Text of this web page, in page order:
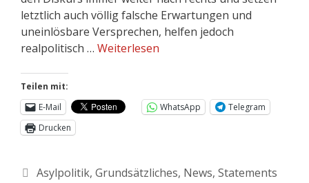
letztlich auch völlig falsche Erwartungen und
uneinlösbare Versprechen, helfen jedoch
realpolitisch … Weiterlesen
Teilen mit:
E-Mail
WhatsApp
Telegram
Drucken
Asylpolitik, Grundsätzliches, News, Statements